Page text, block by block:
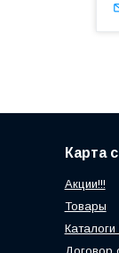
Карта
Акции!!!
Товары
Каталоги